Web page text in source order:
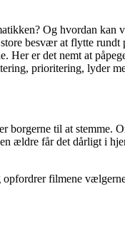
Og hvordan kan
besvær at flytte rundt
er det nemt at
prioritering, lyder
til at stemme.
ældre får det dårligt i
filmene